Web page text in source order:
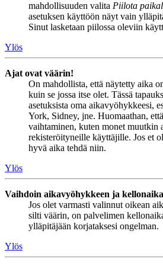
mahdollisuuden valita Piilota
asetuksen käyttöön näyt vain
Sinut lasketaan piilossa oleviin
Ylös
Ajat ovat väärin!
On mahdollista, että näytetty aika
kuin se jossa itse olet. Tässä
asetuksista oma aikavyöhykkeesi,
York, Sidney, jne. Huomaathan,
vaihtaminen, kuten monet muutkin
rekisteröityneille käyttäjille. Jos et
hyvä aika tehdä niin.
Ylös
Vaihdoin aikavyöhykkeen ja
Jos olet varmasti valinnut oikean
silti väärin, on palvelimen
ylläpitäjään korjataksesi ongelman.
Ylös